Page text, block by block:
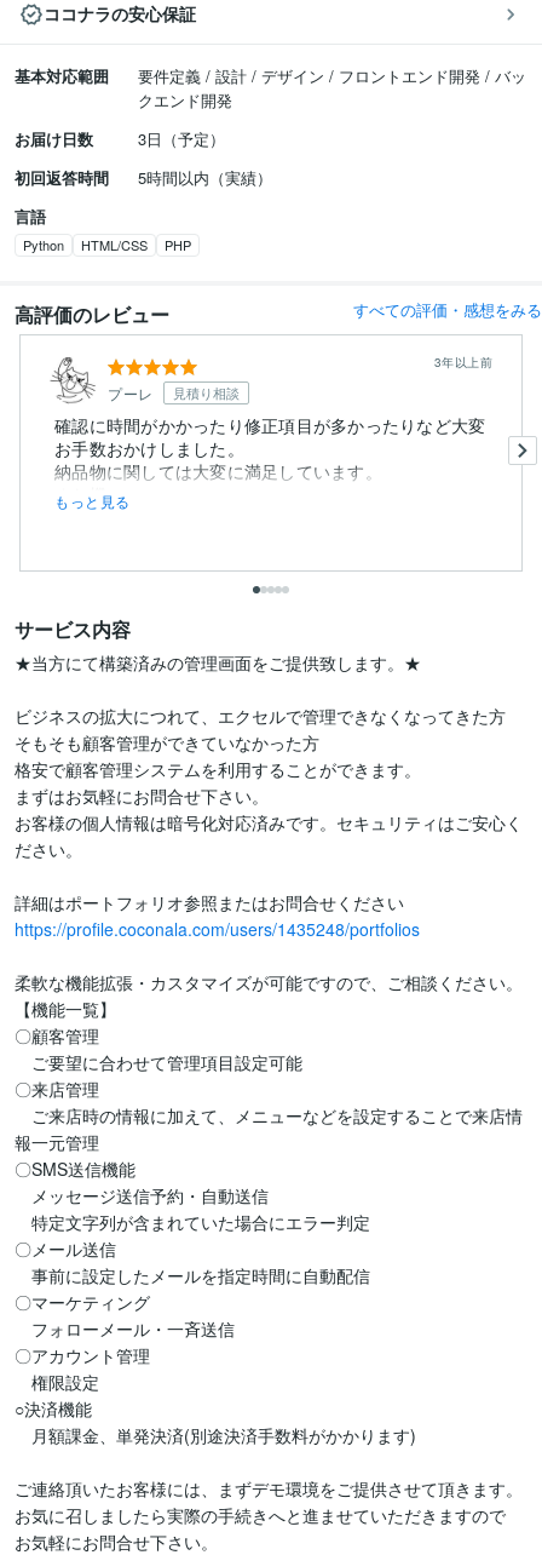
ココナラの安心保証
基本対応範囲
要件定義 / 設計 / デザイン / フロントエンド開発 / バッ
クエンド開発
お届け日数
3日（予定）
初回返答時間
5時間以内（実績）
言語
Python HTML/CSS PHP
高評価のレビュー すべての評価・感想をみる
プーレ 見積り相談
3年以上前
確認に時間がかかったり修正項目が多かったりなど大変
お手数おかけしました。
納品物に関しては大変に満足しています。
また機...
もっと見る
サービス内容
★当方にて構築済みの管理画面をご提供致します。★
ビジネスの拡大につれて、エクセルで管理できなくなってきた方
そもそも顧客管理ができていなかった方
格安で顧客管理システムを利用することができます。
まずはお気軽にお問合せ下さい。
お客様の個人情報は暗号化対応済みです。セキュリティはご安心く
ださい。
https://profile.coconala.com/users/1435248/portfolios
柔軟な機能拡張・カスタマイズが可能ですので、ご相談ください。
【機能一覧】
〇顧客管理
ご要望に合わせて管理項目設定可能
〇来店管理
ご来店時の情報に加えて、メニューなどを設定することで来店情
報一元管理
〇SMS送信機能
メッセージ送信予約・自動送信
特定文字列が含まれていた場合にエラー判定
〇メール送信
事前に設定したメールを指定時間に自動配信
〇マーケティング
フォローメール・一斉送信
〇アカウント管理
権限設定
○決済機能
月額課金、単発決済(別途決済手数料がかかります)
ご連絡頂いたお客様には、まずデモ環境をご提供させて頂きます。
お気に召しましたら実際の手続きへと進ませていただきますので
お気軽にお問合せ下さい。